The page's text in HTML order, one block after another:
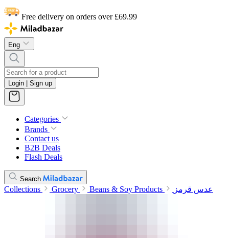
Free delivery on orders over £69.99
Eng
Login | Sign up
Categories
Brands
Contact us
B2B Deals
Flash Deals
Search
Collections Grocery Beans & Soy Products عدس قرمز